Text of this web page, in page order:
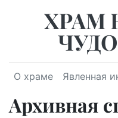
ХРАМ
О храме Явленная
Архивная